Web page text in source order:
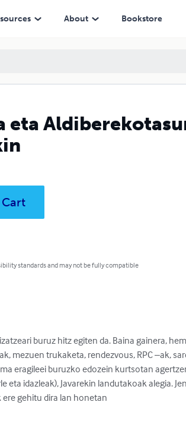
About Bookstore
eta
standards and may not be fully compatible
buruz hitz egiten da. Baina gainera,
mezuen trukaketa, rendezvous, RPC –ak,
eragileei buruzko edozein kurtsotan
idazleak), Javarekin landutakoak alegia.
gehitu dira lan honetan